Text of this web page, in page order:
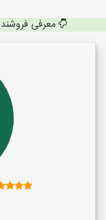
معرفی